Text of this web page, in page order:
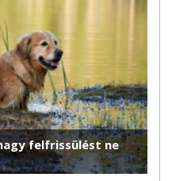
felfrissülést ne